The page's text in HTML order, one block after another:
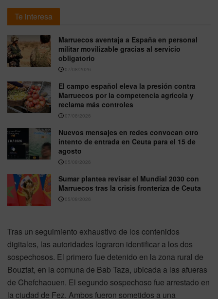
Te interesa
Marruecos aventaja a España en personal
militar movilizable gracias al servicio
obligatorio
07/08/2026
El campo español eleva la presión contra
Marruecos por la competencia agrícola y
reclama más controles
07/08/2026
Nuevos mensajes en redes convocan otro
intento de entrada en Ceuta para el 15 de
agosto
05/08/2026
Sumar plantea revisar el Mundial 2030 con
Marruecos tras la crisis fronteriza de Ceuta
05/08/2026
Tras un seguimiento exhaustivo de los contenidos
digitales, las autoridades lograron identificar a los dos
sospechosos. El primero fue detenido en la zona rural de
Bouztat, en la comuna de Bab Taza, ubicada a las afueras
de Chefchaouen. El segundo sospechoso fue arrestado en
la ciudad de Fez. Ambos fueron sometidos a una